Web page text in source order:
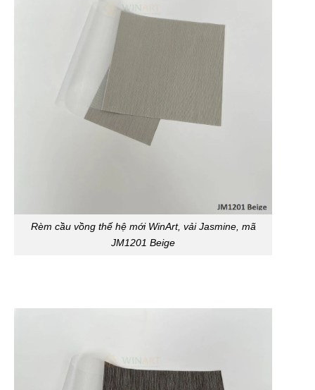
Rèm cầu vồng thế hệ mới WinArt, vải Jasmine, mã
JM1201 Beige